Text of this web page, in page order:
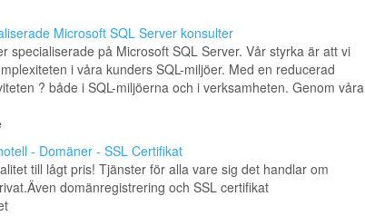
Microsoft SQL Server konsulter
specialiserade på Microsoft SQL Server. Vår styrka är att vi
i våra kunders SQL-miljöer. Med en reducerad
? både i SQL-miljöerna och i verksamheten. Genom våra
- Domäner - SSL Certifikat
till lågt pris! Tjänster för alla vare sig det handlar om
domänregistrering och SSL certifikat